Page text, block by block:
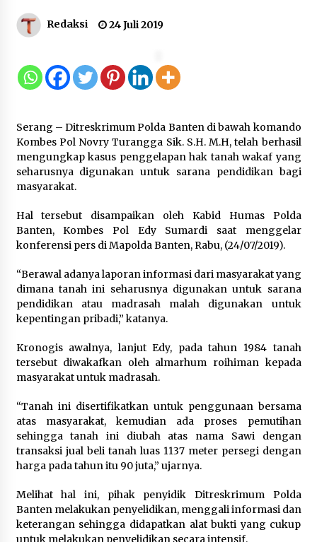
Pasaran
untuk Menemani Aktivitas
8 Agustus 2026
Kemenpar Turut Perkuat
Pengembangan KEK Samota
sebagai Destinasi Wisata Bahari
8 Agustus 2026
Festival Lembah Baliem Perkuat
Pegunungan
8 Agustus 2026
Bakteri Yogurt, Kenali Manfaatnya
untuk Kesehatan Pencernaan
8 Agustus 2026
Perawatan PCOS yang Efektif untuk
Redaksi 24 Juli 2019
Serang – Ditreskrimum Polda Banten di bawah komando
Kombes Pol Novry Turangga Sik. S.H. M.H, telah berhasil
mengungkap kasus penggelapan hak tanah wakaf yang
seharusnya digunakan untuk sarana pendidikan bagi
masyarakat.
Hal tersebut disampaikan oleh Kabid Humas Polda
Banten, Kombes Pol Edy Sumardi saat menggelar
konferensi pers di Mapolda Banten, Rabu, (24/07/2019).
“Berawal adanya laporan informasi dari masyarakat yang
dimana tanah ini seharusnya digunakan untuk sarana
pendidikan atau madrasah malah digunakan untuk
kepentingan pribadi,” katanya.
Kronogis awalnya, lanjut Edy, pada tahun 1984 tanah
tersebut diwakafkan oleh almarhum roihiman kepada
masyarakat untuk madrasah.
“Tanah ini disertifikatkan untuk penggunaan bersama
atas masyarakat, kemudian ada proses pemutihan
sehingga tanah ini diubah atas nama Sawi dengan
transaksi jual beli tanah luas 1137 meter persegi dengan
harga pada tahun itu 90 juta,” ujarnya.
Melihat hal ini, pihak penyidik Ditreskrimum Polda
Banten melakukan penyelidikan, menggali informasi dan
keterangan sehingga didapatkan alat bukti yang cukup
untuk melakukan penyelidikan secara intensif.